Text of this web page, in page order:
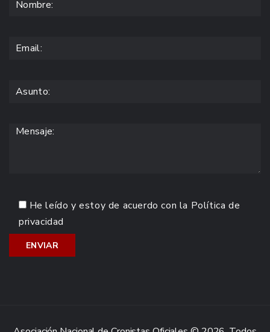
He leído y estoy de acuerdo con la Política de
privacidad